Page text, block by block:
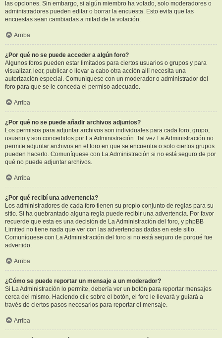
las opciones. Sin embargo, si algún miembro ha votado, solo moderadores o
administradores pueden editar o borrar la encuesta. Esto evita que las
encuestas sean cambiadas a mitad de la votación.
Arriba
¿Por qué no se puede acceder a algún foro?
Algunos foros pueden estar limitados para ciertos usuarios o grupos y para
visualizar, leer, publicar o llevar a cabo otra acción allí necesita una
autorización especial. Comuníquese con un moderador o administrador del
foro para que se le conceda el permiso adecuado.
Arriba
¿Por qué no se puede añadir archivos adjuntos?
Los permisos para adjuntar archivos son individuales para cada foro, grupo,
usuario y son concedidos por La Administración. Tal vez La Administración no
permite adjuntar archivos en el foro en que se encuentra o solo ciertos grupos
pueden hacerlo. Comuníquese con La Administración si no está seguro de por
qué no puede adjuntar archivos.
Arriba
¿Por qué recibí una advertencia?
Los administradores de cada foro tienen su propio conjunto de reglas para su
sitio. Si ha quebrantado alguna regla puede recibir una advertencia. Por favor
recuerde que esta es una decisión de La Administración del foro, y phpBB
Limited no tiene nada que ver con las advertencias dadas en este sitio.
Comuníquese con La Administración del foro si no está seguro de porqué fue
advertido.
Arriba
¿Cómo se puede reportar un mensaje a un moderador?
Si La Administración lo permite, debería ver un botón para reportar mensajes
cerca del mismo. Haciendo clic sobre el botón, el foro le llevará y guiará a
través de ciertos pasos necesarios para reportar el mensaje.
Arriba